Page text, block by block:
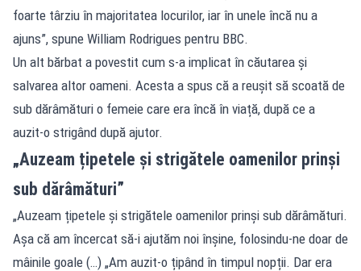
foarte târziu în majoritatea locurilor, iar în unele încă nu a
ajuns”, spune William Rodrigues pentru BBC.
Un alt bărbat a povestit cum s-a implicat în căutarea și
salvarea altor oameni. Acesta a spus că a reușit să scoată de
sub dărâmături o femeie care era încă în viață, după ce a
auzit-o strigând după ajutor.
„Auzeam țipetele și strigătele oamenilor prinși
sub dărâmături”
„Auzeam țipetele și strigătele oamenilor prinși sub dărâmături.
Așa că am încercat să-i ajutăm noi înșine, folosindu-ne doar de
mâinile goale (…) „Am auzit-o țipând în timpul nopții. Dar era